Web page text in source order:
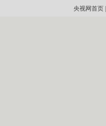
央视网首页|